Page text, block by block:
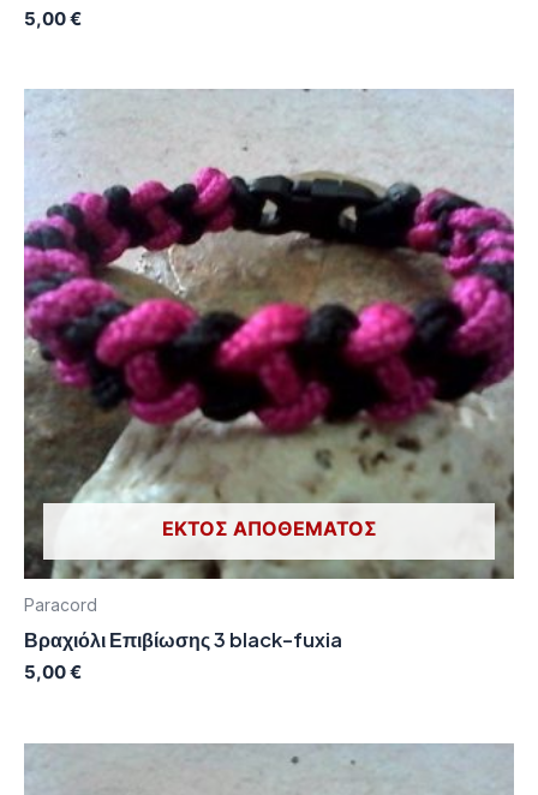
5,00€
ΕΚΤΌΣ ΑΠΟΘΈΜΑΤΟΣ
Paracord
Βραχιόλι Επιβίωσης 3 black-fuxia
5,00€